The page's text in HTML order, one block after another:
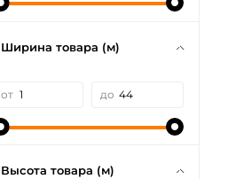
Ширина товара (м)
от до
Высота товара (м)